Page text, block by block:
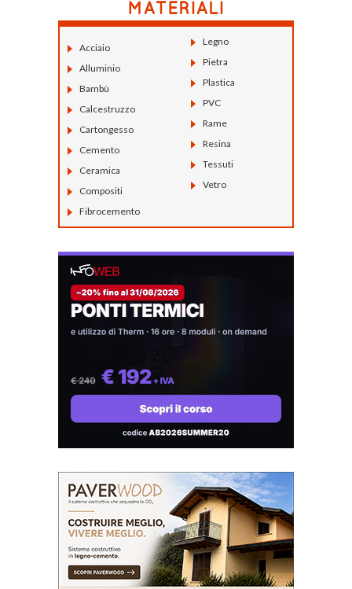
Acciaio
Alluminio
Bambù
Calcestruzzo
Cartongesso
Cemento
Ceramica
Compositi
Fibrocemento
Legno
Pietra
Plastica
PVC
Rame
Resina
Tessuti
Vetro